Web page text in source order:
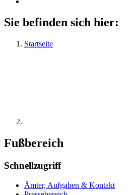
Sie befinden sich hier:
Startseite
Fußbereich
Schnellzugriff
Ämter, Aufgaben & Kontakt